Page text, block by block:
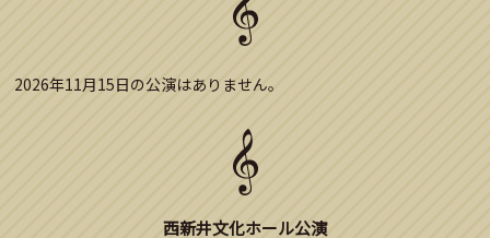
2026年11月15日の公演はありません。
西新井文化ホール公演